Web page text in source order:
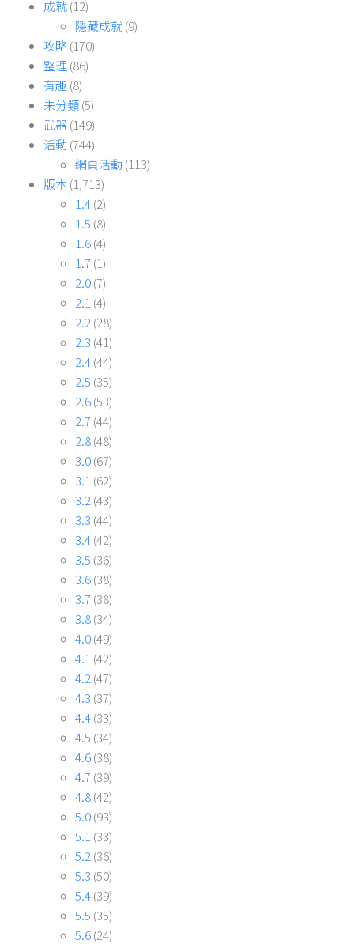
成就(12)
隱藏成就(9)
攻略(170)
整理(86)
有趣(8)
未分類(5)
武器(149)
活動 (744)
網頁活動 (113)
版本 (1,713)
1.4(2)
1.5 (8)
1.6(4)
1.7 (1)
2.0(7)
2.1 (4)
2.2 (28)
2.3 (41)
2.4(44)
2.5 (35)
2.6(53)
2.7 (44)
2.8(48)
3.0(67)
3.1 (62)
3.2 (43)
3.3 (44)
3.4(42)
3.5 (36)
3.6(38)
3.7 (38)
3.8(34)
4.0(49)
4.1 (42)
4.2 (47)
4.3 (37)
4.4(33)
4.5 (34)
4.6(38)
4.7 (39)
4.8(42)
5.0(93)
5.1 (33)
5.2 (36)
5.3 (50)
5.4(39)
5.5 (35)
5.6(24)